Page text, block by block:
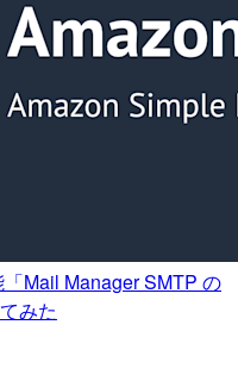
Mail Manager SMTP の
みた